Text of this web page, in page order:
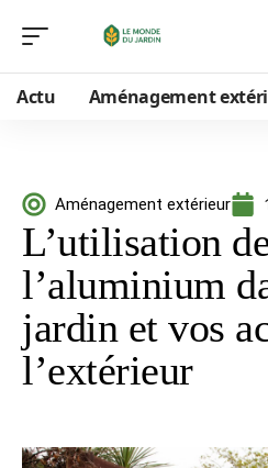
Actu Aménagement
Aménagement extérieur
L’utilisation
l’aluminium
jardin et vos
l’extérieur